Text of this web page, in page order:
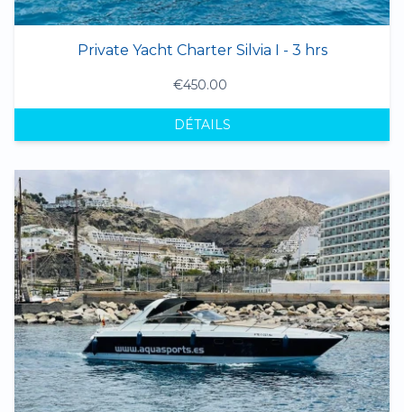
Private Yacht Charter Silvia I - 3 hrs
€450.00
DÉTAILS